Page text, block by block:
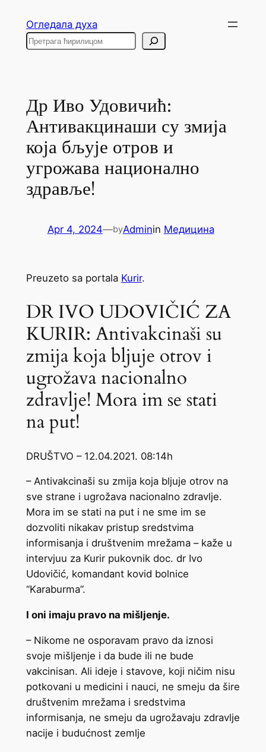
content
Огледала духа
Search
Др Иво Удовичић:
Антивакцинаши су змија
која бљује отров и
угрожава национално
здравље!
Apr 4, 2024—byAdminin Медицина
Preuzeto sa portala Kurir.
DR IVO UDOVIČIĆ ZA
KURIR: Antivakcinaši su
zmija koja bljuje otrov i
ugrožava nacionalno
zdravlje! Mora im se stati
na put!
DRUŠTVO – 12.04.2021. 08:14h
– Antivakcinaši su zmija koja bljuje otrov na
sve strane i ugrožava nacionalno zdravlje.
Mora im se stati na put i ne sme im se
dozvoliti nikakav pristup sredstvima
informisanja i društvenim mrežama – kaže u
intervjuu za Kurir pukovnik doc. dr Ivo
Udovičić, komandant kovid bolnice
“Karaburma”.
I oni imaju pravo na mišljenje.
– Nikome ne osporavam pravo da iznosi
svoje mišljenje i da bude ili ne bude
vakcinisan. Ali ideje i stavove, koji ničim nisu
potkovani u medicini i nauci, ne smeju da šire
društvenim mrežama i sredstvima
informisanja, ne smeju da ugrožavaju zdravlje
nacije i budućnost zemlje